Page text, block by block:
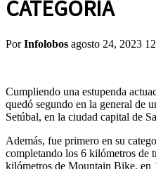
CATEGORIA
PorInfolobos agosto 24, 2023
Cumpliendo una estupenda
quedó segundo en la general de
Setúbal, en la ciudad capital de
Además, fue primero en su
completando los 6 kilómetros de
kilómetros de Mountain Bike, en